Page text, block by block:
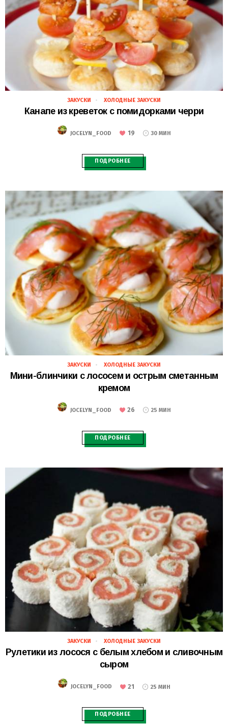
28.02.2021
ЗАКУСКИ ХОЛОДНЫЕ ЗАКУСКИ
Канапе из креветок с помидорками черри
JOCELYN_FOOD 19 30 МИН
ПОДРОБНЕЕ
28.02.2021
ЗАКУСКИ ХОЛОДНЫЕ ЗАКУСКИ
Мини-блинчики с лососем и острым сметанным
кремом
JOCELYN_FOOD 26 25 МИН
ПОДРОБНЕЕ
28.02.2021
ЗАКУСКИ ХОЛОДНЫЕ ЗАКУСКИ
Рулетики из лосося с белым хлебом и сливочным
сыром
JOCELYN_FOOD 21 25 МИН
ПОДРОБНЕЕ